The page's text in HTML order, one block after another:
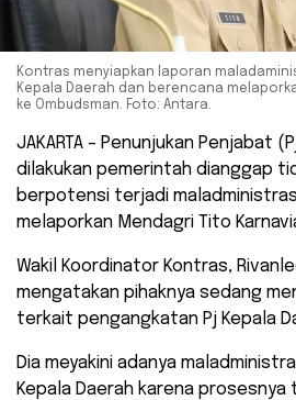
Kontras menyiapkan laporan
Kepala Daerah dan berencana
ke Ombudsman. Foto: Antara.
JAKARTA – Penunjukan Penjabat
dilakukan pemerintah dianggap
berpotensi terjadi
melaporkan Mendagri Tito
Wakil Koordinator Kontras,
mengatakan pihaknya sedang
terkait pengangkatan Pj Kepala
Dia meyakini adanya
Kepala Daerah karena prosesnya